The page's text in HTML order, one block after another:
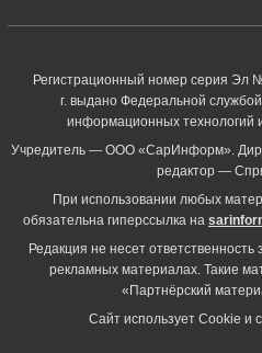
Регистрационный номер серия Эл
г. выдано Федеральной
информационных технологий
Учредитель — ООО «СарИнформ».
редактор —
При использовании любых
обязательна гиперссылка на
Редакция не несет
рекламных материалах. Такие
«Партнёрский
Сайт использует Cookie и